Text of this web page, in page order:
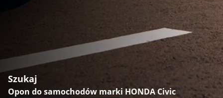
Szukaj
Opon do samochodów marki HONDA Civic